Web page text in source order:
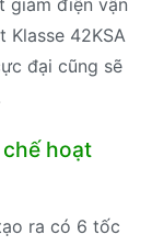
Klasse 42KSA
đại cũng sẽ
hoạt
ra có 6 tốc